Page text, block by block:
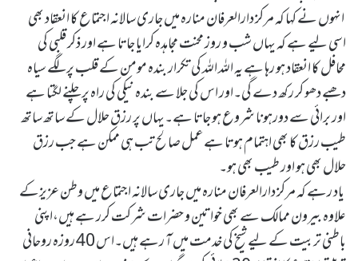
انہوں نے کہا کہ مرکز دارالعرفان منارہ میں جاری سالانہ اجتماع کا انعقاد بھی
اسی لیے ہے کہ یہاں شب و روز محنت مجاہدہ کرایا جاتا ہے اور ذکر قلبی کی
محافل کا انعقاد ہو رہا ہے یہ اللہ اللہ کی تکرار بندہ مومن کے قلب پر لگے سیاہ
دھبے دھو کر رکھ دے گی۔اور اس کی جلا سے بندہ نیکی کی راہ پر چلنے لگتا ہے
اور برائی سے دورہونا شروع ہو جاتا ہے۔یہاں پر رزق حلال کے ساتھ ساتھ
طیب رزق کا بھی اہتمام ہوتا ہے عمل صالح تب ہی ممکن ہے جب رزق
حلال بھی ہو اور طیب بھی ہو۔
یاد رہے کہ مرکز دارالعرفان منارہ میں جاری سالانہ اجتماع میں وطن عزیزکے
علاوہ بیرون ممالک سے بھی خواتین و حضرات شرکت کرر ہے ہیں،اپنی
باطنی تربیت کے لیے شیخ کی خدمت میں آ رہے ہیں۔اس 40 روزہ روحانی